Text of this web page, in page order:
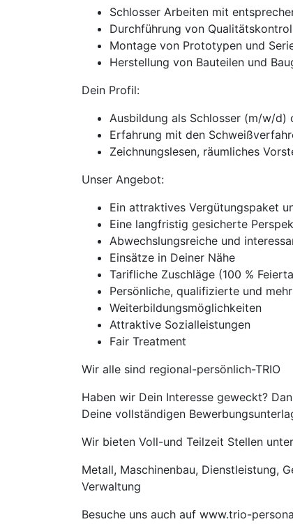
Schlosser Arbeiten mit
Durchführung von
Montage von Prototypen und
Herstellung von Bauteilen und
Dein Profil:
Ausbildung als Schlosser (m/w/
Erfahrung mit den
Zeichnungslesen, räumliches
Unser Angebot:
Ein attraktives Vergütungspaket
Eine langfristig gesicherte
Abwechslungsreiche und
Einsätze in Deiner Nähe
Tarifliche Zuschläge (100 %
Persönliche, qualifizierte und
Weiterbildungsmöglichkeiten
Attraktive Sozialleistungen
Fair Treatment
Wir alle sind regional-persönlich-TRIO
Haben wir Dein Interesse geweckt?
Deine vollständigen
Wir bieten Voll-und Teilzeit Stellen
Metall, Maschinenbau, Dienstleistung,
Verwaltung
Besuche uns auch auf www.trio-